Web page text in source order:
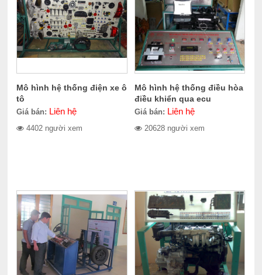
Mô hình hệ thống điện xe ô
tô
Giá bán: Liên hệ
4402 người xem
Mô hình hệ thống điều hòa
điều khiển qua ecu
Giá bán: Liên hệ
20628 người xem